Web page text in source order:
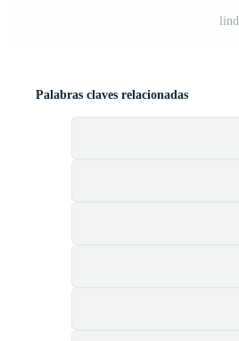
Palabras claves relacionadas